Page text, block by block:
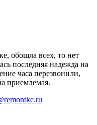
обошла всех, то нет
последняя надежда на
часа перезвонили,
приемлемая.